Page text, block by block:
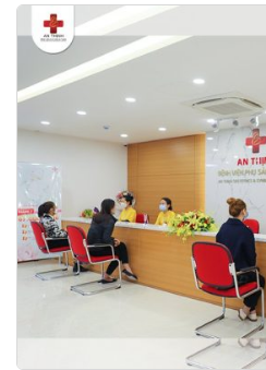
chỉ uy tín chuyên về sản
và điều trị vô sinh hiếm
thuật u xơ tử cung. Trong
viện đã thực hiện điều trị
công cho rất nhiều
trường hợp với độ khó phức